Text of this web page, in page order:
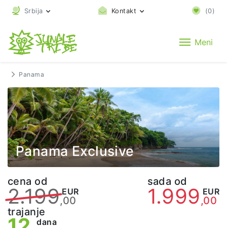
Srbija Kontakt (0)
Meni
Panama
Panama Exclusive
cena od
2.199 EUR
,00
sada od
1.999 EUR
,00
trajanje
dana